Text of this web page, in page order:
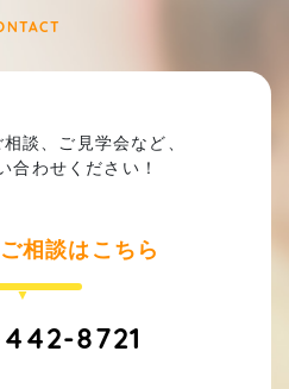
談、ご見学会など、
合わせください！
相談はこちら
8721